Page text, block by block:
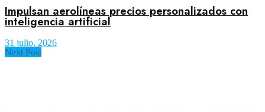
Impulsan aerolíneas precios personalizados con
inteligencia artificial
31 julio, 2026
Next Post